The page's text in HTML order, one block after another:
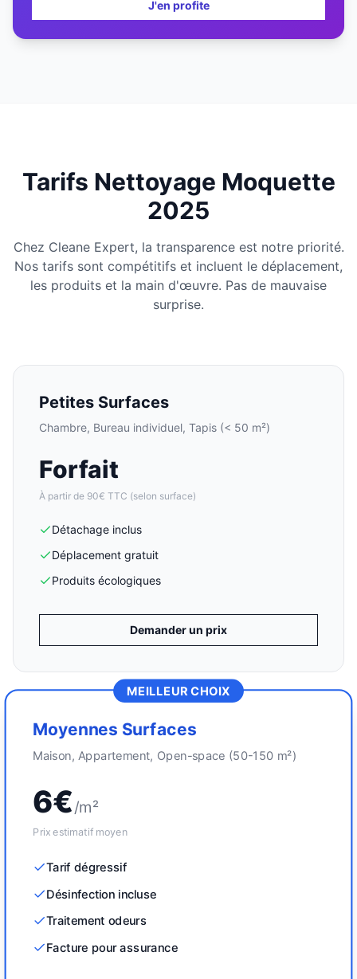
J'en profite
Tarifs Nettoyage Moquette
2025
Chez Cleane Expert, la transparence est notre priorité.
Nos tarifs sont compétitifs et incluent le déplacement,
les produits et la main d'œuvre. Pas de mauvaise
surprise.
Petites Surfaces
Chambre, Bureau individuel, Tapis (< 50 m²)
Forfait
À partir de 90€ TTC (selon surface)
Détachage inclus
Déplacement gratuit
Produits écologiques
Demander un prix
MEILLEUR CHOIX
Moyennes Surfaces
Maison, Appartement, Open-space (50-150 m²)
6€/m²
Prix estimatif moyen
Tarif dégressif
Désinfection incluse
Traitement odeurs
Facture pour assurance